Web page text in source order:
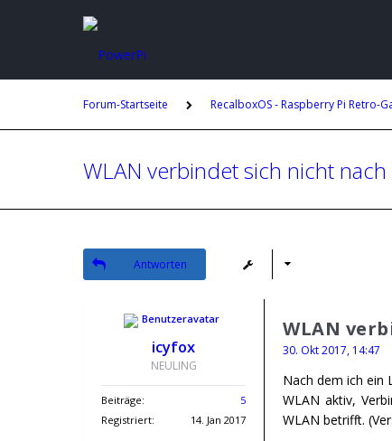
Forum-Startseite RecalboxOS - Raspberry Pi Retro-
WLAN verbindet sich nicht
Antworten
icyfox
NEULING
Beiträge:
5
Registriert:
14. Jan 2017
WLAN
30. Okt 2017, 14:47
Nach dem ich ein
WLAN aktiv,
WLAN betrifft.